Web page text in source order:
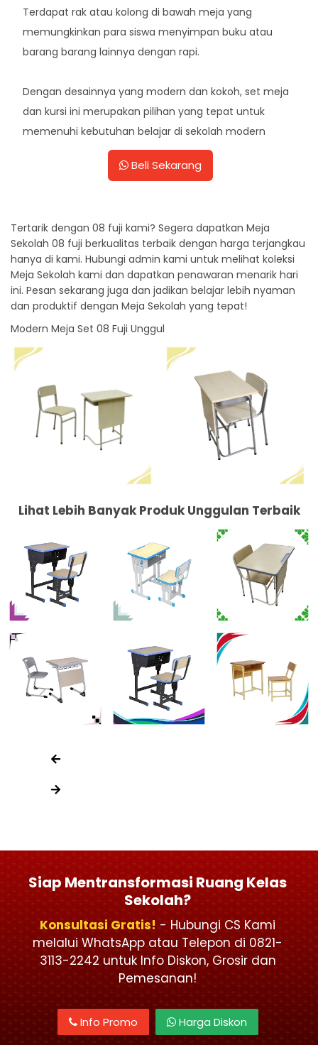
Terdapat rak atau kolong di bawah meja yang
memungkinkan para siswa menyimpan buku atau
barang barang lainnya dengan rapi.
Dengan desainnya yang modern dan kokoh, set meja
dan kursi ini merupakan pilihan yang tepat untuk
memenuhi kebutuhan belajar di sekolah modern
Beli Sekarang
Tertarik dengan 08 fuji kami? Segera dapatkan Meja
Sekolah 08 fuji berkualitas terbaik dengan harga terjangkau
hanya di kami. Hubungi admin kami untuk melihat koleksi
Meja Sekolah kami dan dapatkan penawaran menarik hari
ini. Pesan sekarang juga dan jadikan belajar lebih nyaman
dan produktif dengan Meja Sekolah yang tepat!
Modern Meja Set 08 Fuji Unggul
Lihat Lebih Banyak Produk Unggulan Terbaik
Siap Mentransformasi Ruang Kelas
Sekolah?
Konsultasi Gratis! - Hubungi CS Kami
melalui WhatsApp atau Telepon di 0821-
3113-2242 untuk Info Diskon, Grosir dan
Pemesanan!
Info Promo Harga Diskon